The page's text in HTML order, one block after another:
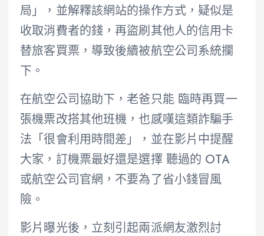
局」，並解釋該網站的操作方式，疑似是
收取消費者的錢，再盜刷其他人的信用卡
替旅客買票，導致後續被航空公司系統攔
下。
在航空公司協助下，老爸只能 臨時再買一
張機票改搭其他班機，也感嘆這類詐騙手
法「很會利用時間差」，並在影片中提醒
大家，訂機票最好還是選擇 聽過的 OTA
或航空公司官網，不要為了省小錢冒風
險。
影片曝光後，立刻引起兩派網友激烈討